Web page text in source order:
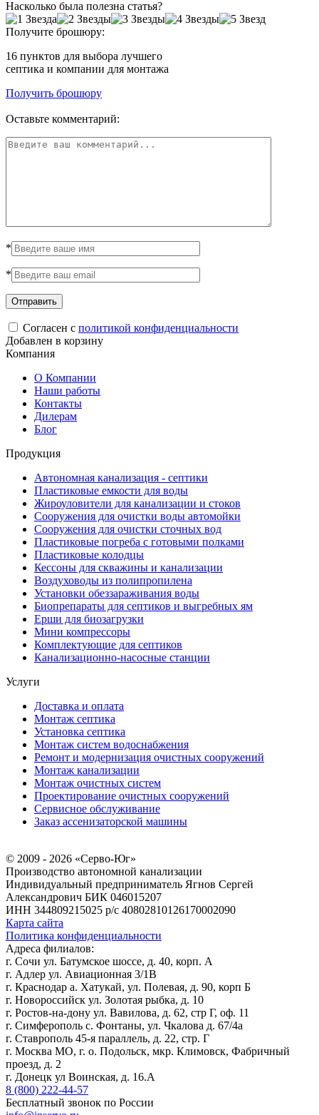
Насколько была полезна статья?
Получите брошюру:
16 пунктов для выбора лучшего
септика и компании для монтажа
Получить брошюру
Оставьте комментарий:
*
*
Согласен с политикой конфиденциальности
Добавлен в корзину
Компания
О Компании
Наши работы
Контакты
Дилерам
Блог
Продукция
Автономная канализация - септики
Пластиковые емкости для воды
Жироуловители для канализации и стоков
Сооружения для очистки воды автомойки
Сооружения для очистки сточных вод
Пластиковые погреба с готовыми полками
Пластиковые колодцы
Кессоны для скважины и канализации
Воздуховоды из полипропилена
Установки обеззараживания воды
Биопрепараты для септиков и выгребных ям
Ерши для биозагрузки
Мини компрессоры
Комплектующие для септиков
Канализационно-насосные станции
Услуги
Доставка и оплата
Монтаж септика
Установка септика
Монтаж систем водоснабжения
Ремонт и модернизация очистных сооружений
Монтаж канализации
Монтаж очистных систем
Проектирование очистных сооружений
Сервисное обслуживание
Заказ ассенизаторской машины
© 2009 - 2026 «Серво-Юг»
Производство автономной канализации
Индивидуальный предприниматель Ягнов Сергей
Александрович БИК 046015207
ИНН 344809215025 р/с 40802810126170002090
Карта сайта
Политика конфиденциальности
Адреса филиалов:
г. Сочи ул. Батумское шоссе, д. 40, корп. А
г. Адлер ул. Авиационная 3/1В
г. Краснодар а. Хатукай, ул. Полевая, д. 90, корп Б
г. Новороссийск ул. Золотая рыбка, д. 10
г. Ростов-на-дону ул. Вавилова, д. 62, стр Г, оф. 11
г. Симферополь с. Фонтаны, ул. Чкалова д. 67/4а
г. Ставрополь 45-я параллель, д. 22, стр. Г
г. Москва МО, г. о. Подольск, мкр. Климовск, Фабричный
проезд, д. 2
г. Донецк ул Воинская, д. 16.А
8 (800) 222-44-57
Бесплатный звонок по России